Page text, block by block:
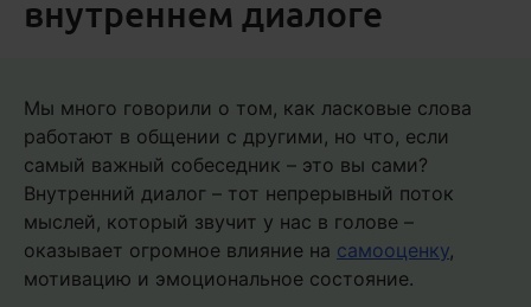
внутреннем диалоге
Мы много говорили о том, как ласковые слова
работают в общении с другими, но что, если
самый важный собеседник – это вы сами?
Внутренний диалог – тот непрерывный поток
мыслей, который звучит у нас в голове –
оказывает огромное влияние на самооценку,
мотивацию и эмоциональное состояние.